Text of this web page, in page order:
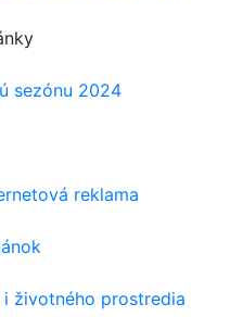
sezónu 2024
reklama
životného prostredia